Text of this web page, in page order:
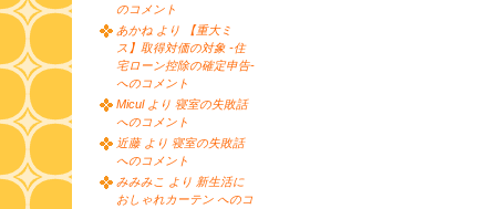
のコメント
あかね より 【重大ミ
ス】取得対価の対象 -住
宅ローン控除の確定申告-
へのコメント
Micul より 寝室の失敗話
へのコメント
近藤 より 寝室の失敗話
へのコメント
みみみこ より 新生活に
おしゃれカーテン へのコ